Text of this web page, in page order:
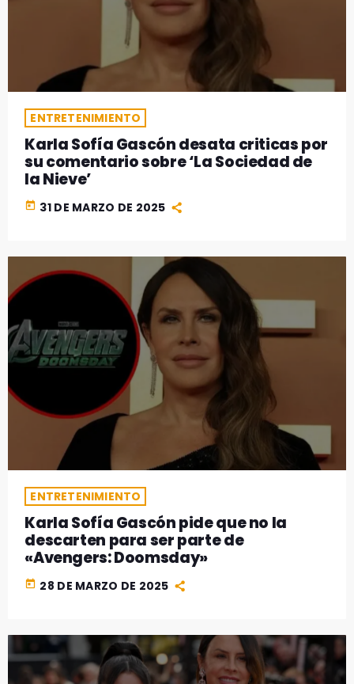
ENTRETENIMIENTO
Karla Sofía Gascón desata criticas por
su comentario sobre ‘La Sociedad de
la Nieve’
today 31 DE MARZO DE 2025
ENTRETENIMIENTO
Karla Sofía Gascón pide que no la
descarten para ser parte de
«Avengers: Doomsday»
today 28 DE MARZO DE 2025